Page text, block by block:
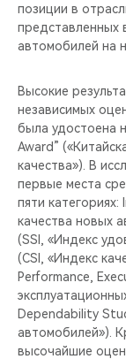
позиции в
представленных
автомобилей на
Высокие
независимых
была удостоена
Award”
качества»). В
первые места
пяти
качества новых
(SSI, «Индекс
(CSI, «Индекс
Performance,
Dependability
автомобилей»).
высочайшие